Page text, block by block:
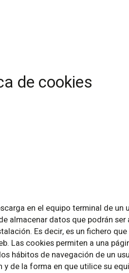
de cookies
en el equipo terminal de un
almacenar datos que podrán
Es decir, es un fichero
Las cookies permiten a una
hábitos de navegación de un
de la forma en que utilice su